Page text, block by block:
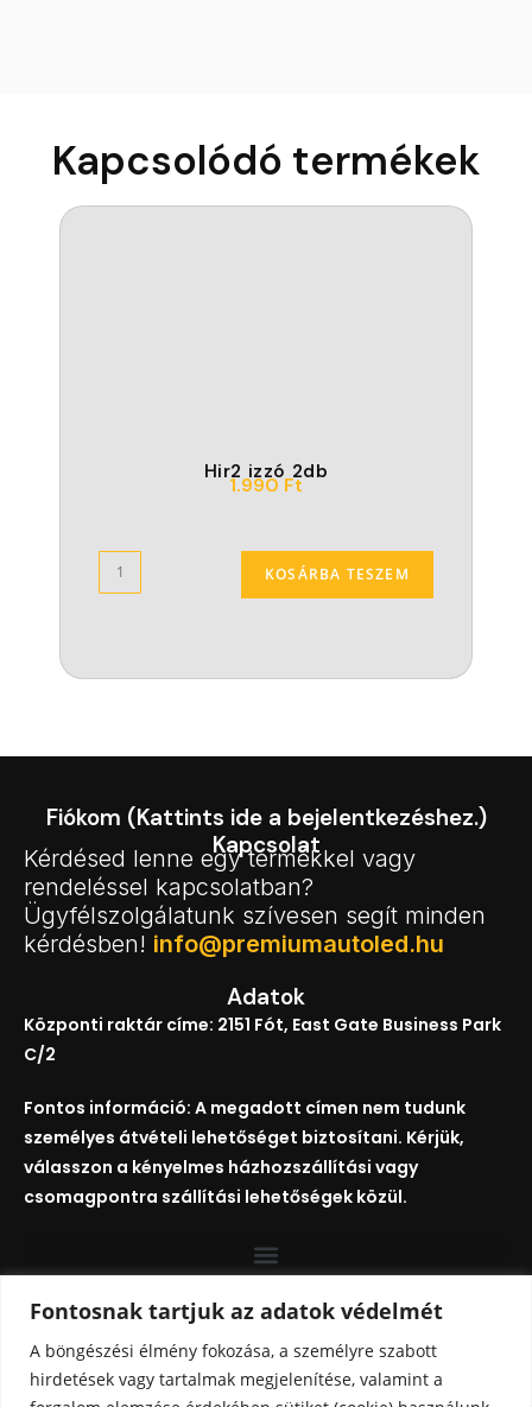
Fontosnak tartjuk az adatok védelmét
A böngészési élmény fokozása, a személyre szabott
hirdetések vagy tartalmak megjelenítése, valamint a
Kapcsolódó termékek
Hir2 izzó 2db
1.990Ft
KOSÁRBA TESZEM
Szállítási infók
-GLS házhozszállítás és csomagpont: 1499Ft
Adatok
Központi raktár címe: 2151 Fót, East Gate Business Park
C/2
Fontos információ: A megadott címen nem tudunk
személyes átvételi lehetőséget biztosítani. Kérjük,
válasszon a kényelmes házhozszállítási vagy
csomagpontra szállítási lehetőségek közül.
Fiókom (Kattints ide a bejelentkezéshez.)
Kapcsolat
Kérdésed lenne egy termékkel vagy
rendeléssel kapcsolatban?
Ügyfélszolgálatunk szívesen segít minden
kérdésben! info@premiumautoled.hu